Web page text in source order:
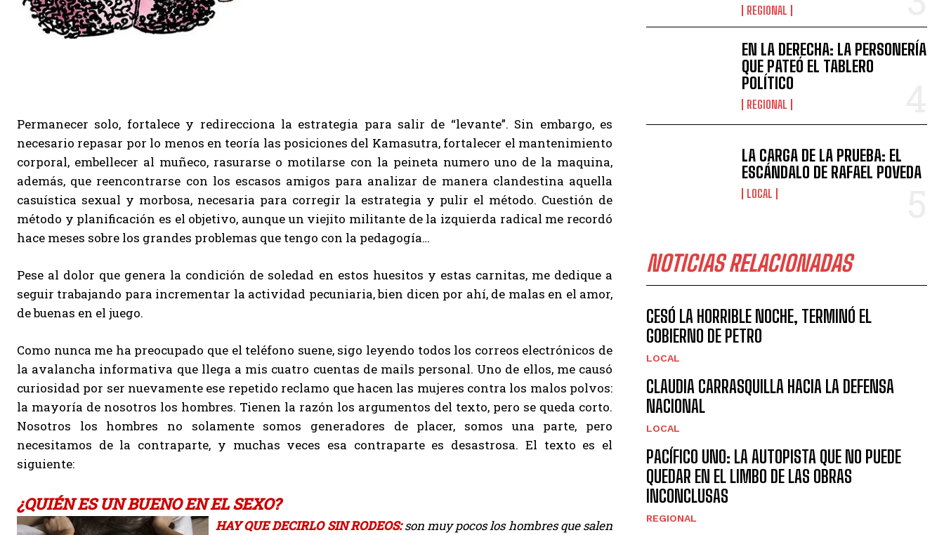
Permanecer solo, fortalece y redirecciona la estrategia para salir de “levante”. Sin embargo, es
necesario repasar por lo menos en teoría las posiciones del Kamasutra, fortalecer el mantenimiento
corporal, embellecer al muñeco, rasurarse o motilarse con la peineta numero uno de la maquina,
además, que reencontrarse con los escasos amigos para analizar de manera clandestina aquella
casuística sexual y morbosa, necesaria para corregir la estrategia y pulir el método. Cuestión de
método y planificación es el objetivo, aunque un viejito militante de la izquierda radical me recordó
hace meses sobre los grandes problemas que tengo con la pedagogía…
Pese al dolor que genera la condición de soledad en estos huesitos y estas carnitas, me dedique a
seguir trabajando para incrementar la actividad pecuniaria, bien dicen por ahí, de malas en el amor,
de buenas en el juego.
Como nunca me ha preocupado que el teléfono suene, sigo leyendo todos los correos electrónicos de
la avalancha informativa que llega a mis cuatro cuentas de mails personal. Uno de ellos, me causó
curiosidad por ser nuevamente ese repetido reclamo que hacen las mujeres contra los malos polvos:
la mayoría de nosotros los hombres. Tienen la razón los argumentos del texto, pero se queda corto.
Nosotros los hombres no solamente somos generadores de placer, somos una parte, pero
necesitamos de la contraparte, y muchas veces esa contraparte es desastrosa. El texto es el
siguiente:
¿QUIÉN ES UN BUENO EN EL SEXO?
HAY QUE DECIRLO SIN RODEOS:son muy pocos los hombres que salen
REGIONAL
EN LA DERECHA: LA PERSONERÍA
QUE PATEÓ EL TABLERO
POLÍTICO
REGIONAL
LA CARGA DE LA PRUEBA: EL
ESCÁNDALO DE RAFAEL POVEDA
LOCAL
NOTICIAS RELACIONADAS
CESÓ LA HORRIBLE NOCHE, TERMINÓ EL
GOBIERNO DE PETRO
LOCAL
CLAUDIA CARRASQUILLA HACIA LA DEFENSA
NACIONAL
LOCAL
PACÍFICO UNO: LA AUTOPISTA QUE NO PUEDE
QUEDAR EN EL LIMBO DE LAS OBRAS
INCONCLUSAS
REGIONAL